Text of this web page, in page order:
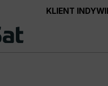
KLIENT